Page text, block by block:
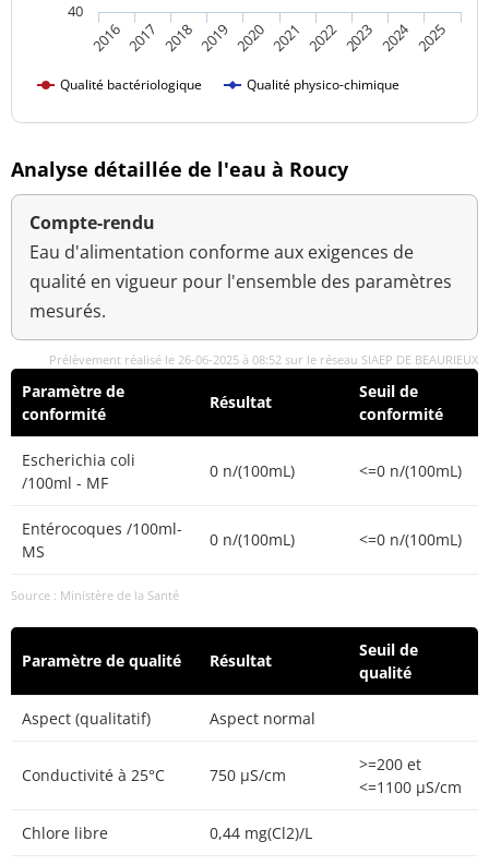
Qualité bactériologique Qualité physico-chimique
2016 2017 2018 2019 2020 2021 2022 2023 2024 2025
40
Analyse détaillée de l'eau à Roucy
Compte-rendu
Eau d'alimentation conforme aux exigences de
qualité en vigueur pour l'ensemble des paramètres
mesurés.
Prélèvement réalisé le 26-06-2025 à 08:52 sur le réseau SIAEP DE BEAURIEUX
Paramètre de
conformité
Résultat
Seuil de
conformité
Escherichia coli
/100ml - MF
0 n/(100mL) <=0 n/(100mL)
Entérocoques /100ml-
MS
0 n/(100mL) <=0 n/(100mL)
Source : Ministère de la Santé
Paramètre de qualité Résultat
Seuil de
qualité
Aspect (qualitatif) Aspect normal
Conductivité à 25°C 750 µS/cm
>=200 et
<=1100 µS/cm
Chlore libre 0,44 mg(Cl2)/L